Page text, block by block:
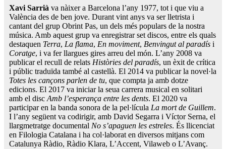
Xavi Sarrià va nàixer a Barcelona l’any 1977, tot i que viu a
València des de ben jove. Durant vint anys va ser lletrista i
cantant del grup Obrint Pas, un dels més populars de la nostra
música. Amb aquest grup va enregistrar set discos, entre els quals
destaquen Terra, La flama, En moviment, Benvingut al paradís i
Coratge, i va fer llargues gires arreu del món. L’any 2008 va
publicar el recull de relats Històries del paradís, un èxit de crítica
i públic traduïda també al castellà. El 2014 va publicar la novel·la
Totes les cançons parlen de tu, que compta ja amb dotze
edicions. El 2017 va iniciar la seua carrera musical en solitari
amb el discAmb l’esperança entre les dents. El 2020 va
participar en la banda sonora de la pel·lícula La mort de Guillem.
I l’any següent va codirigir, amb David Segarra i Víctor Serna, el
llargmetratge documental No s’apaguen les estreles. És llicenciat
en Filologia Catalana i ha col·laborat en diversos mitjans com
Catalunya Ràdio, Ràdio Klara, L’Accent, Vilaweb o L’Avanç.